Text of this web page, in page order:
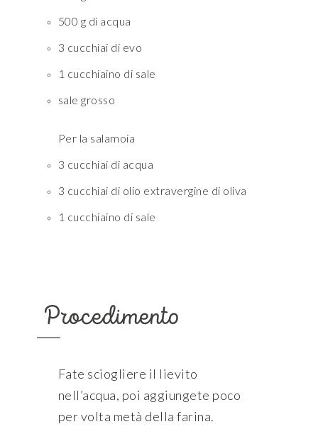
500 g di acqua
3 cucchiai di evo
1 cucchiaino di sale
sale grosso
Per la salamoia
3 cucchiai di acqua
3 cucchiai di olio extravergine di oliva
1 cucchiaino di sale
Procedimento
Fate sciogliere il lievito
nell’acqua, poi aggiungete poco
per volta metà della farina.